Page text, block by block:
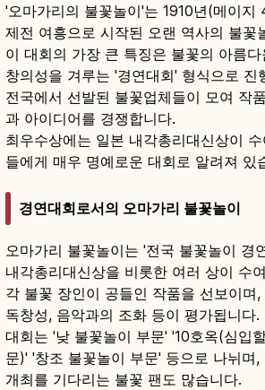
'오마가리의 불꽃놀이'는 1910년(메이지
제전 여흥으로 시작된 오랜 역사의 불꽃
이 대회의 가장 큰 특징은 불꽃의 아름
창의성을 겨루는 '경연대회' 형식으로 진
전국에서 선발된 불꽃업체들이 모여 작
과 아이디어를 경쟁합니다.
최우수상에는 일본 내각총리대신상이
들에게 매우 명예로운 대회로 알려져 있
경연대회로서의 오마가리 불꽃놀이
오마가리 불꽃놀이는 '전국 불꽃놀이 경
내각총리대신상을 비롯한 여러 상이 수
각 불꽃 장인이 공들인 작품을 선보이며
독창성, 음악과의 조화 등이 평가됩니다.
대회는 '낮 불꽃놀이 부문' '10호옥(심입
문)' '창조 불꽃놀이 부문' 등으로 나뉘며,
개최를 기다리는 불꽃 팬도 많습니다.